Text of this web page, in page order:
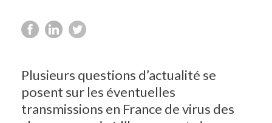
Plusieurs questions d’actualité se
posent sur les éventuelles
transmissions en France de virus des